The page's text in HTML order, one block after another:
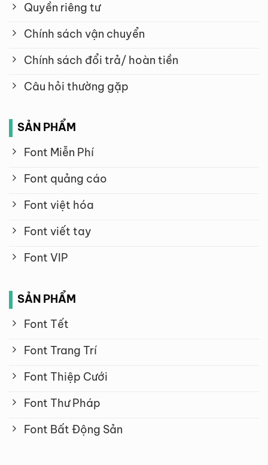
Quyền riêng tư
Chính sách vận chuyển
Chính sách đổi trả/ hoàn tiền
Câu hỏi thường gặp
SẢN PHẨM
Font Miễn Phí
Font quảng cáo
Font việt hóa
Font viết tay
Font VIP
SẢN PHẨM
Font Tết
Font Trang Trí
Font Thiệp Cưới
Font Thư Pháp
Font Bất Động Sản